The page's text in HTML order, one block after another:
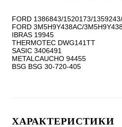
FORD 1386843/1520173/
FORD 3M5H9Y438AC/
IBRAS 19945
THERMOTEC DWG141TT
SASIC 3406491
METALCAUCHO 94455
ХАРАКТЕРИСТИКИ